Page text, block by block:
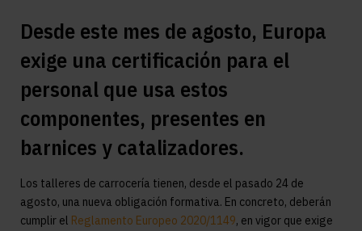
Desde este mes de agosto, Europa
exige una certificación para el
personal que usa estos
componentes, presentes en
barnices y catalizadores.
Los talleres de carrocería tienen, desde el pasado 24 de
agosto, una nueva obligación formativa. En concreto, deberán
cumplir el Reglamento Europeo 2020/1149, en vigor que exige